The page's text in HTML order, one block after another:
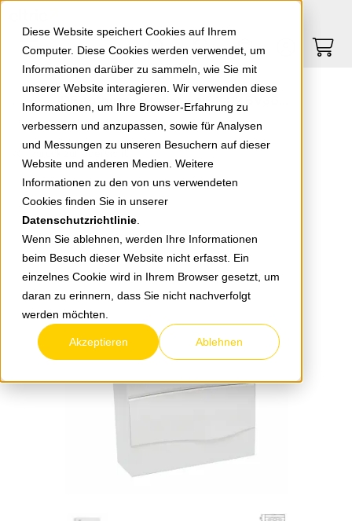
Diese Website speichert Cookies auf Ihrem
Computer. Diese Cookies werden verwendet, um
Informationen darüber zu sammeln, wie Sie mit
unserer Website interagieren. Wir verwenden diese
Informationen, um Ihre Browser-Erfahrung zu
verbessern und anzupassen, sowie für Analysen
und Messungen zu unseren Besuchern auf dieser
Website und anderen Medien. Weitere
Informationen zu den von uns verwendeten
Cookies finden Sie in unserer
Datenschutzrichtlinie
Wenn Sie ablehnen, werden Ihre Informationen
beim Besuch dieser Website nicht erfasst. Ein
einzelnes Cookie wird in Ihrem Browser gesetzt, um
daran zu erinnern, dass Sie nicht nachverfolgt
werden möchten.
Akzeptieren Ablehnen
Springe zu Hauptinhalt Springe zum Footer
0
zurück zur Übersicht